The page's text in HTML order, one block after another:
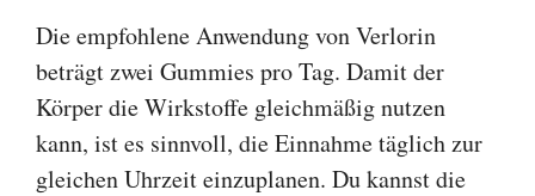
Die empfohlene Anwendung von Verlorin
beträgt zwei Gummies pro Tag. Damit der
Körper die Wirkstoffe gleichmäßig nutzen
kann, ist es sinnvoll, die Einnahme täglich zur
gleichen Uhrzeit einzuplanen. Du kannst die